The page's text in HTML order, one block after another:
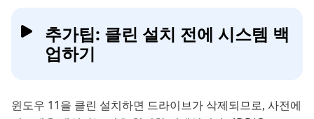
추가팁: 클린 설치 전에 시스템 백
업하기
윈도우 11을 클린 설치하면 드라이브가 삭제되므로, 사전에